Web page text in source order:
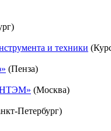
и техники
(Пенза)
(Москва)
Петербург)